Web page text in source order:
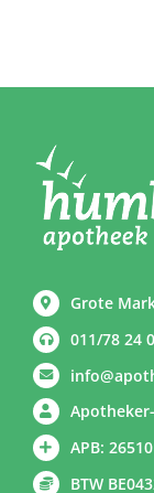
Grote
011/78 24
APB:
BTW